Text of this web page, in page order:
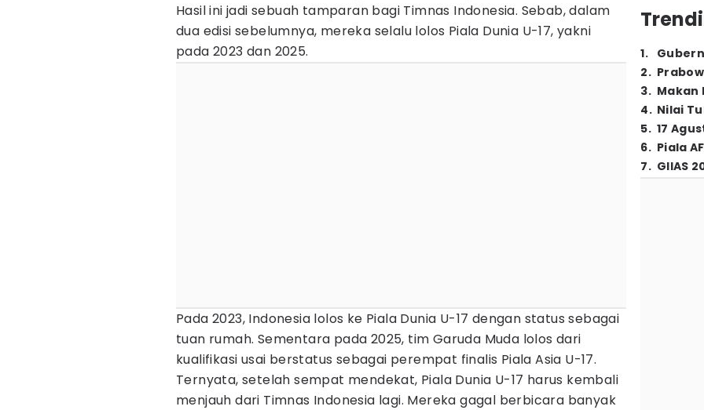
Hasil ini jadi sebuah tamparan bagi Timnas Indonesia. Sebab, dalam
dua edisi sebelumnya, mereka selalu lolos Piala Dunia U-17, yakni
pada 2023 dan 2025.
Pada 2023, Indonesia lolos ke Piala Dunia U-17 dengan status sebagai
tuan rumah. Sementara pada 2025, tim Garuda Muda lolos dari
kualifikasi usai berstatus sebagai perempat finalis Piala Asia U-17.
Ternyata, setelah sempat mendekat, Piala Dunia U-17 harus kembali
menjauh dari Timnas Indonesia lagi. Mereka gagal berbicara banyak
1.
2.
3. Makan
4. Nilai
5. 17
6. Piala
7. GIIAS